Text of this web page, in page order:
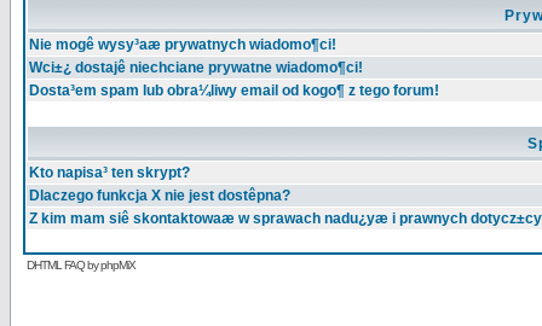
Nie mogê wysy³aæ prywatnych wiadomo¶ci!
Wci±¿ dostajê niechciane prywatne wiadomo¶ci!
Dosta³em spam lub obra¼liwy email od kogo¶ z tego forum!
Kto napisa³ ten skrypt?
Dlaczego funkcja X nie jest dostêpna?
Z kim mam siê skontaktowaæ w sprawach nadu¿yæ i prawnych
DHTML FAQ by phpMiX